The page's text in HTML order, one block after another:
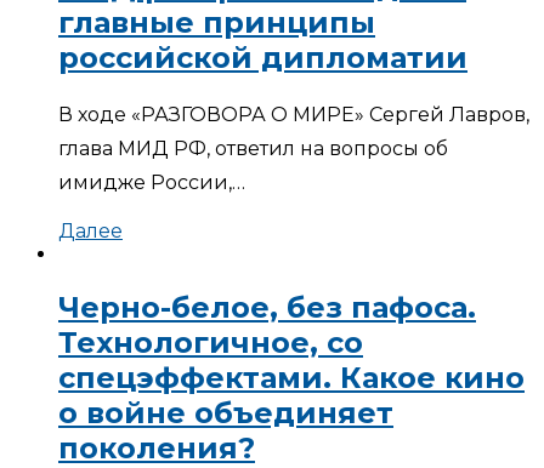
главные принципы
российской дипломатии
В ходе «РАЗГОВОРА О МИРЕ» Сергей Лавров,
глава МИД РФ, ответил на вопросы об
имидже России,…
Далее
Черно-белое, без пафоса.
Технологичное, со
спецэффектами. Какое кино
о войне объединяет
поколения?